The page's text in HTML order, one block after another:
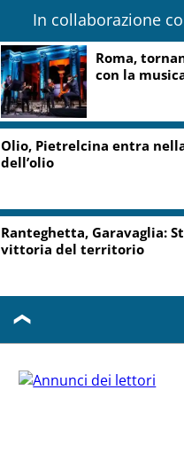
In collaborazione
Roma,
con la
Olio, Pietrelcina entra
dell’olio
Ranteghetta, Garavaglia:
vittoria del territorio
❮